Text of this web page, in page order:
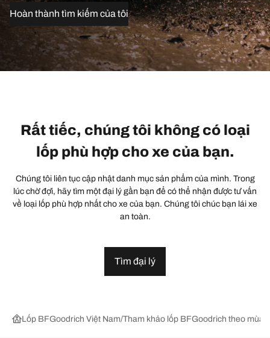
Hoàn thành tìm kiếm của tôi
Rất tiếc, chúng tôi không có loại
lốp phù hợp cho xe của bạn.
Chúng tôi liên tục cập nhật danh mục sản phẩm của mình. Trong
lúc chờ đợi, hãy tìm một đại lý gần bạn để có thể nhận được tư vấn
về loại lốp phù hợp nhất cho xe của bạn. Chúng tôi chúc bạn lái xe
an toàn.
Tìm đại lý
Lốp BFGoodrich Việt Nam Tham khảo lốp BFGoodrich theo